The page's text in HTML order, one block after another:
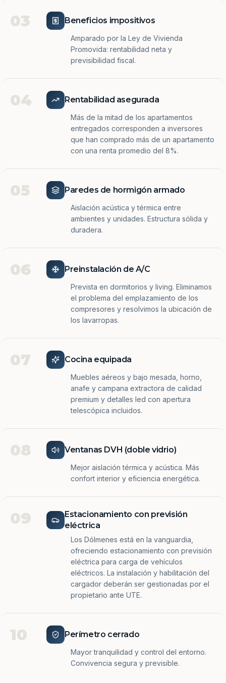
03 Beneficios impositivos
Amparado por la Ley de Vivienda
Promovida: rentabilidad neta y
previsibilidad fiscal.
04 Rentabilidad asegurada
Más de la mitad de los apartamentos
entregados corresponden a inversores
que han comprado más de un apartamento
con una renta promedio del 8%.
05 Paredes de hormigón armado
Aislación acústica y térmica entre
ambientes y unidades. Estructura sólida y
duradera.
06 Preinstalación de A/C
Prevista en dormitorios y living. Eliminamos
el problema del emplazamiento de los
compresores y resolvimos la ubicación de
los lavarropas.
07 Cocina equipada
Muebles aéreos y bajo mesada, horno,
anafe y campana extractora de calidad
premium y detalles led con apertura
telescópica incluidos.
08 Ventanas DVH (doble vidrio)
Mejor aislación térmica y acústica. Más
confort interior y eficiencia energética.
09
Estacionamiento con previsión
eléctrica
Los Dólmenes está en la vanguardia,
ofreciendo estacionamiento con previsión
eléctrica para carga de vehículos
eléctricos. La instalación y habilitación del
cargador deberán ser gestionadas por el
propietario ante UTE.
10 Perímetro cerrado
Mayor tranquilidad y control del entorno.
Convivencia segura y previsible.